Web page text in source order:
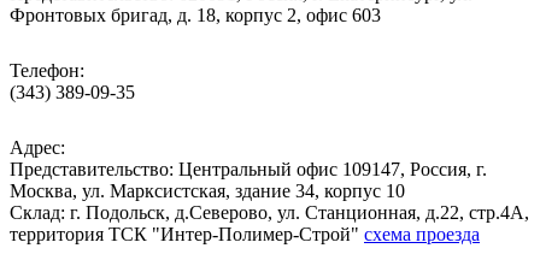
Фронтовых бригад, д. 18, корпус 2, офис 603
Телефон:
(343) 389-09-35
Адрес:
Представительство: Центральный офис 109147, Россия, г.
Москва, ул. Марксистская, здание 34, корпус 10
Cклад: г. Подольск, д.Северово, ул. Станционная, д.22, стр.4А,
территория ТСК "Интер-Полимер-Строй" схема проезда